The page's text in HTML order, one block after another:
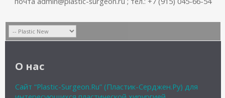
О нас
Сайт “Plastic-Surgeon.Ru” (Пластик-Серджен.Ру) для